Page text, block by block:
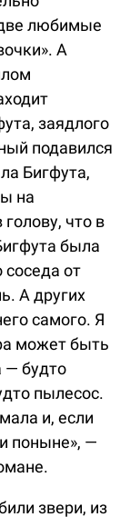
любимые
А
заядлого
подавился
Бигфута,
на
что в
была
от
А других
самого. Я
может быть
— будто
пылесос.
и, если
поныне», —
звери, из